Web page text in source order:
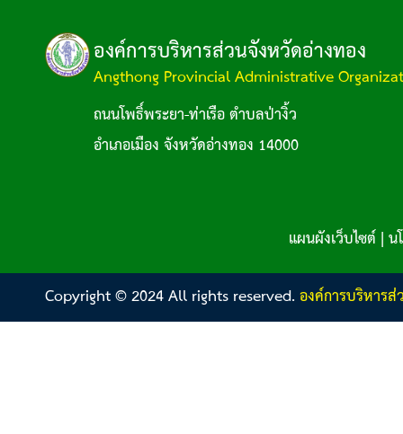
องค์การบริหารส่วนจังหวัดอ่างทอง
Angthong Provincial Administrative
ถนนโพธิ์พระยา-ท่าเรือ ตำบลป่างิ้ว
อำเภอเมือง จังหวัดอ่างทอง 14000
แผนผังเว็บไซต์|น
Copyright © 2024 All rights reserved.องค์การบริหาร